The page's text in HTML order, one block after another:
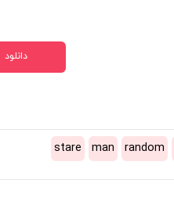
دانلود
random
man
stare